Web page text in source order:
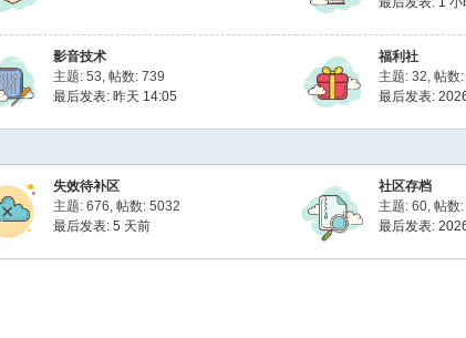
影音技术
主题: 53, 帖数: 739
最后发表: 昨天 14:05
福利社
主题: 32, 帖数
最后发表:
失效待补区
主题: 676, 帖数: 5032
最后发表: 5 天前
社区存档
主题: 60, 帖数
最后发表: